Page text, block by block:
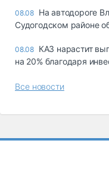
08.08 На автодороге
Судогодском районе
08.08 КАЗ нарастит
на 20% благодаря
Все новости